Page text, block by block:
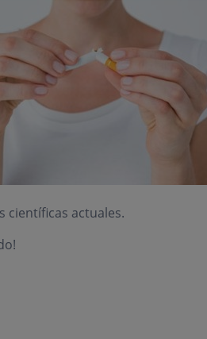
científicas actuales.